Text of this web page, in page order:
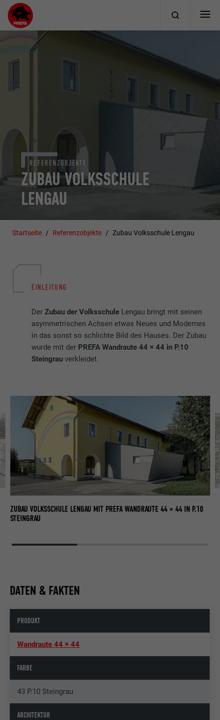
ZUBAU VOLKSSCHULE
LENGAU
REFERENZOBJEKTE
Startseite Referenzobjekte Zubau Volksschule Lengau
EINLEITUNG
DerZubau der Volksschule Lengau bringt mit seinen
asymmetrischen Achsen etwas Neues und Modernes
in das sonst so schlichte Bild des Hauses. Der Zubau
wurde mit der PREFA Wandraute 44 × 44 in P.10
Steingrau verkleidet.
ZUBAU VOLKSSCHULE LENGAU MIT PREFA WANDRAUTE 44 × 44 IN P.10
STEINGRAU
DATEN & FAKTEN
PRODUKT
Wandraute 44 × 44
FARBE
43 P.10 Steingrau
ARCHITEKTUR